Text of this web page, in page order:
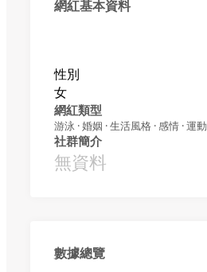
網紅基本資料
性別
女
網紅類型
游泳 · 婚姻 · 生活風格 · 感情 · 運動
社群簡介
無資料
數據總覽